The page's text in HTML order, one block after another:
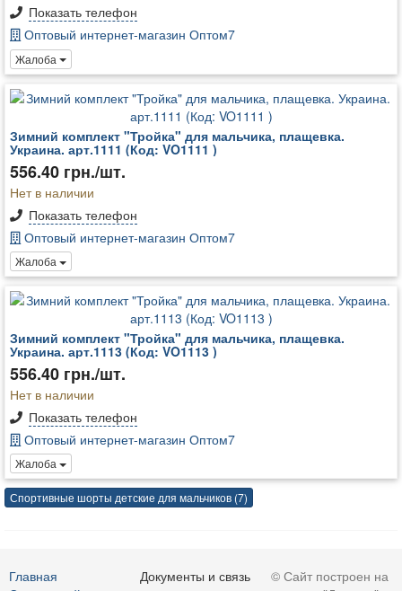
Показать телефон
Оптовый интернет-магазин Оптом7
Жалоба
Зимний комплект "Тройка" для мальчика, плащевка.
Украина. арт.1111 (Код: VO1111 )
556.40 грн./шт.
Нет в наличии
Показать телефон
Оптовый интернет-магазин Оптом7
Жалоба
Зимний комплект "Тройка" для мальчика, плащевка.
Украина. арт.1113 (Код: VO1113 )
556.40 грн./шт.
Нет в наличии
Показать телефон
Оптовый интернет-магазин Оптом7
Жалоба
Спортивные шорты детские для мальчиков (7)
Главная
Документы и связь
© Сайт построен на